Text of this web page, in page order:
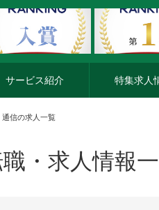
ならアージスジャパン
サービス紹介 特集求人
通信の求人一覧
・求人情報